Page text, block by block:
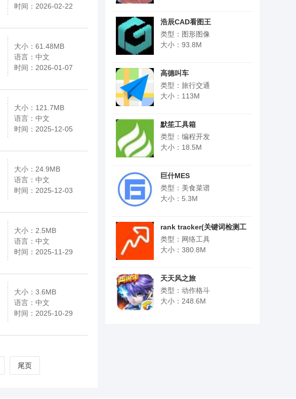
时间：2026-02-22
大小：61.48MB
语言：中文
时间：2026-01-07
大小：121.7MB
语言：中文
时间：2025-12-05
大小：24.9MB
语言：中文
时间：2025-12-03
大小：2.5MB
语言：中文
时间：2025-11-29
大小：3.6MB
语言：中文
时间：2025-10-29
尾页
浩辰CAD看图王
类型：图形图像
大小：93.8M
高德叫车
类型：旅行交通
大小：113M
默笙工具箱
类型：编程开发
大小：18.5M
巨什MES
类型：美食菜谱
大小：5.3M
rank tracker(关键词检测工
具)
类型：网络工具
大小：380.8M
天天风之旅
类型：动作格斗
大小：248.6M